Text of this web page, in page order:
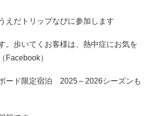
えだトリップなびに参加します
。歩いてくお客様は、熱中症にお気を
Facebook）
ード限定宿泊 2025～2026シーズンも